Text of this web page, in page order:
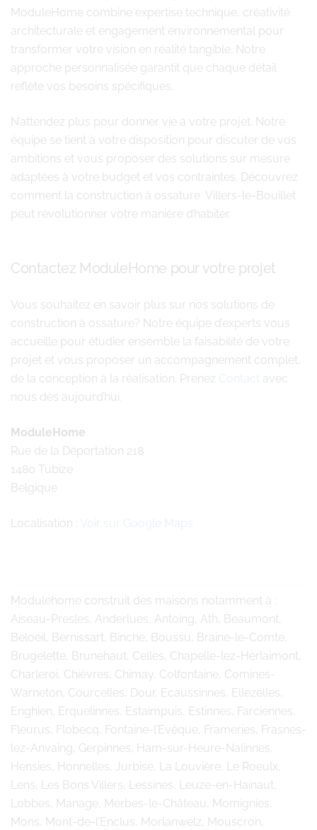
ModuleHome combine expertise technique, créativité
architecturale et engagement environnemental pour
transformer votre vision en réalité tangible. Notre
approche personnalisée garantit que chaque détail
reflète vos besoins spécifiques.
N’attendez plus pour donner vie à votre projet. Notre
équipe se tient à votre disposition pour discuter de vos
ambitions et vous proposer des solutions sur mesure
adaptées à votre budget et vos contraintes. Découvrez
comment la construction à ossature Villers-le-Bouillet
peut révolutionner votre manière d’habiter.
Contactez ModuleHome pour votre projet
Vous souhaitez en savoir plus sur nos solutions de
construction à ossature? Notre équipe d’experts vous
accueille pour étudier ensemble la faisabilité de votre
projet et vous proposer un accompagnement complet,
de la conception à la réalisation. Prenez Contact avec
nous dès aujourd’hui.
ModuleHome
Rue de la Déportation 218
1480 Tubize
Belgique
Localisation : Voir sur Google Maps
Modulehome construit des maisons notamment à :
Aiseau-Presles, Anderlues, Antoing, Ath, Beaumont,
Beloeil, Bernissart, Binche, Boussu, Braine-le-Comte,
Brugelette, Brunehaut, Celles, Chapelle-lez-Herlaimont,
Charleroi, Chièvres, Chimay, Colfontaine, Comines-
Warneton, Courcelles, Dour, Ecaussinnes, Ellezelles,
Enghien, Erquelinnes, Estaimpuis, Estinnes, Farciennes,
Fleurus, Flobecq, Fontaine-l’Evêque, Frameries, Frasnes-
lez-Anvaing, Gerpinnes, Ham-sur-Heure-Nalinnes,
Hensies, Honnelles, Jurbise, La Louvière, Le Roeulx,
Lens, Les Bons Villers, Lessines, Leuze-en-Hainaut,
Lobbes, Manage, Merbes-le-Château, Momignies,
Mons, Mont-de-l’Enclus, Morlanwelz, Mouscron,